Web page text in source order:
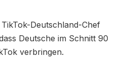
Deutschland-Chef
Deutsche im Schnitt 90
verbringen.